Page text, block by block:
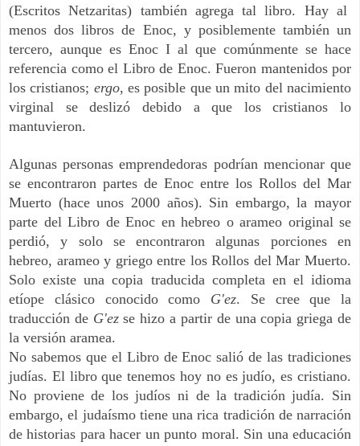
(Escritos Netzaritas) también agrega tal libro. Hay al
menos dos libros de Enoc, y posiblemente también un
tercero, aunque es Enoc I al que comúnmente se hace
referencia como el Libro de Enoc. Fueron mantenidos por
los cristianos; ergo, es posible que un mito del nacimiento
virginal se deslizó debido a que los cristianos lo
mantuvieron.
Algunas personas emprendedoras podrían mencionar que
se encontraron partes de Enoc entre los Rollos del Mar
Muerto (hace unos 2000 años). Sin embargo, la mayor
parte del Libro de Enoc en hebreo o arameo original se
perdió, y solo se encontraron algunas porciones en
hebreo, arameo y griego entre los Rollos del Mar Muerto.
Solo existe una copia traducida completa en el idioma
etíope clásico conocido como G'ez. Se cree que la
traducción de G'ezse hizo a partir de una copia griega de
la versión aramea.
No sabemos que el Libro de Enoc salió de las tradiciones
judías. El libro que tenemos hoy no es judío, es cristiano.
No proviene de los judíos ni de la tradición judía. Sin
embargo, el judaísmo tiene una rica tradición de narración
de historias para hacer un punto moral. Sin una educación